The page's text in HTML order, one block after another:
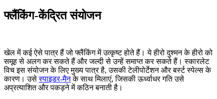
फ्लैंकिंग-केंद्रित संयोजन
खेल में कई ऐसे पात्र हैं जो फ्लैंकिंग में उत्कृष्ट होते हैं। ये हीरो दुश्मन के हीरो को
समूह से अलग कर सकते हैं और जल्दी से उन्हें समाप्त कर सकते हैं। स्कारलेट
विच इस संयोजन के लिए मुख्य पात्र है, उसकी टेलीपोर्टेशन और बर्स्ट स्पेल्स के
कारण। उसेस्पाइडर-मैनके साथ मिलाएं, जिसकी ऊर्ध्वाधर गति उसे
अप्रत्याशित और पकड़ने में कठिन बनाती है।